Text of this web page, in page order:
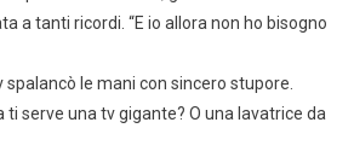
a tanti ricordi. “E io allora non ho bisogno
spalancò le mani con sincero stupore.
ti serve una tv gigante? O una lavatrice da